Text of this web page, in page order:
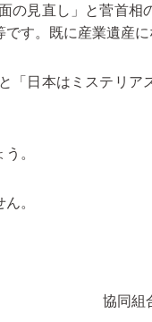
見直し」と菅首相
す。既に産業遺産に
日本はミステリア
。
。
協同